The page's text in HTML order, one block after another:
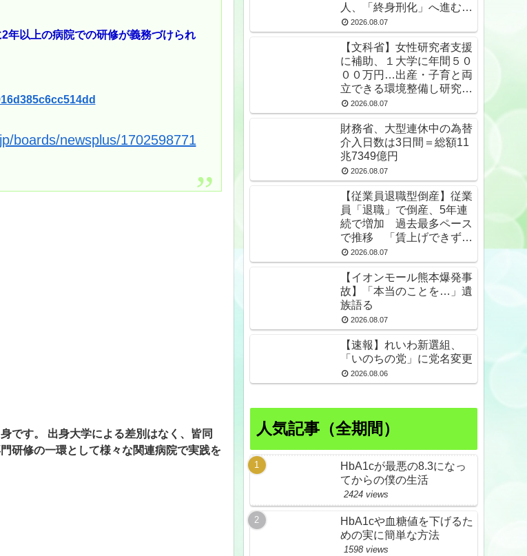
年以上の病院での研修が義務づけられ
boards/newsplus/1702598771
です。 出身大学による差別はなく、皆同
研修の一環として様々な関連病院で実践を
人、「終身刑化」へ進む
無期受刑者は24年末で
1650人★2
2026.08.07
【文科省】女性研究者支援
に補助、１大学に年間５０
００万円…出産・子育と両
立できる環境整備し研究力
底上げ
2026.08.07
財務省、大型連休中の為替
介入日数は3日間＝総額11
兆7349億円
2026.08.07
【従業員退職型倒産】従業
員「退職」で倒産、5年連
続で増加 過去最多ペース
で推移 「賃上げできず」
倒産も発生
2026.08.07
【イオンモール熊本爆発事
故】「本当のことを…」遺
族語る
2026.08.07
【速報】れいわ新選組、
「いのちの党」に党名変更
2026.08.06
人気記事（全期間）
HbA1cが最悪の8.3になっ
てからの僕の生活
2424 views
HbA1cや血糖値を下げるた
めの実に簡単な方法
1598 views